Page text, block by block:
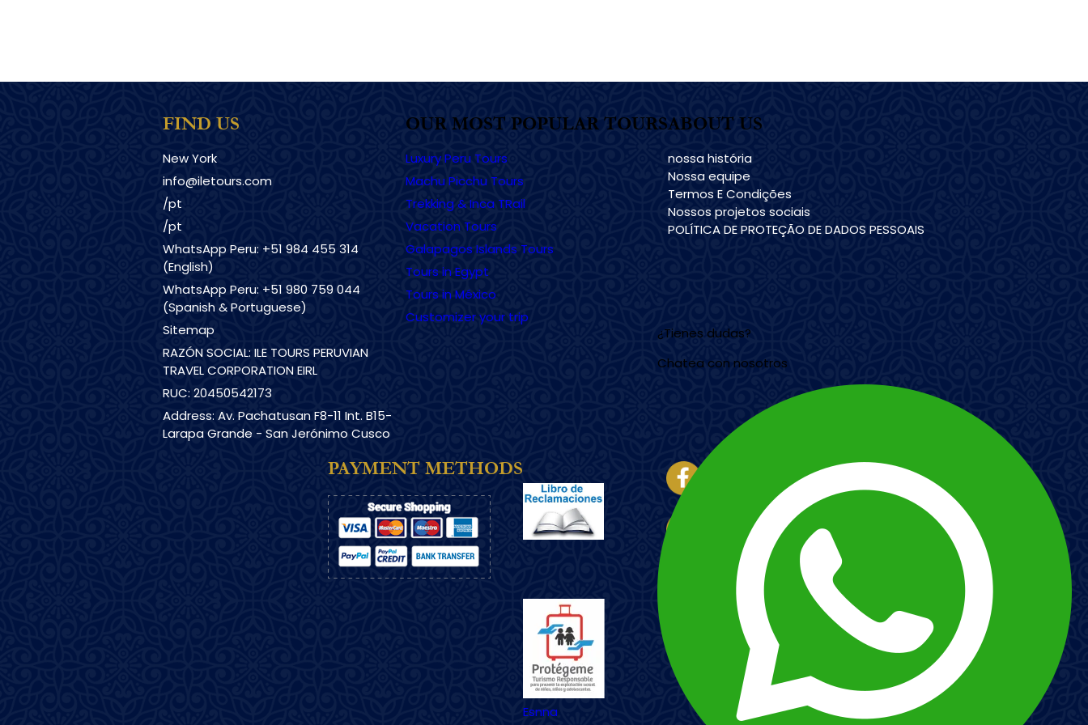
¿Tienes dudas?
Chatea con nosotros
FIND US
New York
info@iletours.com
/pt
/pt
WhatsApp Peru: +51 984 455 314
(English)
WhatsApp Peru: +51 980 759 044
(Spanish & Portuguese)
Sitemap
RAZÓN SOCIAL: ILE TOURS PERUVIAN
TRAVEL CORPORATION EIRL
RUC: 20450542173
Address: Av. Pachatusan F8-11 Int. B15-
Larapa Grande - San Jerónimo Cusco
OUR MOST POPULAR TOURS
Luxury Peru Tours
Machu Picchu Tours
Trekking & Inca TRail
Vacation Tours
Galapagos Islands Tours
Tours in Egypt
Tours in México
Customizer your trip
ABOUT US
nossa história
Nossa equipe
Termos E Condições
Nossos projetos sociais
POLÍTICA DE PROTEÇÃO DE DADOS PESSOAIS
PAYMENT METHODS
Imagem
Esnna